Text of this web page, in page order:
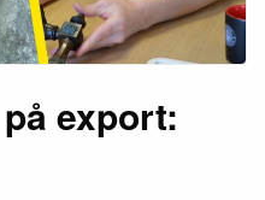
export: